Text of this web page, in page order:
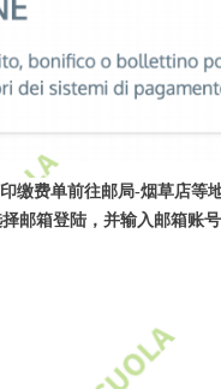
缴费单前往邮局-烟草店等
邮箱登陆，并输入邮箱账号